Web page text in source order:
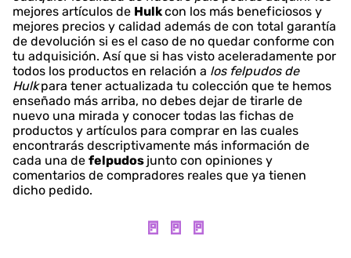
mejores artículos de Hulkcon los más beneficiosos y
mejores precios y calidad además de con total garantía
de devolución si es el caso de no quedar conforme con
tu adquisición. Así que si has visto aceleradamente por
todos los productos en relación a los felpudos de
Hulk para tener actualizada tu colección que te hemos
enseñado más arriba, no debes dejar de tirarle de
nuevo una mirada y conocer todas las fichas de
productos y artículos para comprar en las cuales
encontrarás descriptivamente más información de
cada una de felpudos junto con opiniones y
comentarios de compradores reales que ya tienen
dicho pedido.
🚪 🚪 🚪